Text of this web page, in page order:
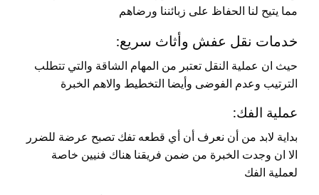
مما يتيح لنا الحفاظ على زبائننا ورضاهم
خدمات نقل عفش وأثاث سريع:
حيث ان عملية النقل تعتبر من المهام الشاقة والتي تتطلب
الترتيب وعدم الفوضى وأيضا التخطيط والاهم الخبرة
عملية الفك:
بداية لابد من أن نعرف أن أي قطعه تفك تصبح عرضة للضرر
الا ان وجدت الخبرة من ضمن فريقنا هناك فنيين خاصة
لعملية الفك